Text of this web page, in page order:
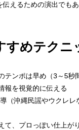
えるための演出でもあ
すめテクニ
テンポは早め（3～5秒
報を視覚的に伝える
（沖縄民謡やウクレレ
て、プロっぽい仕上が